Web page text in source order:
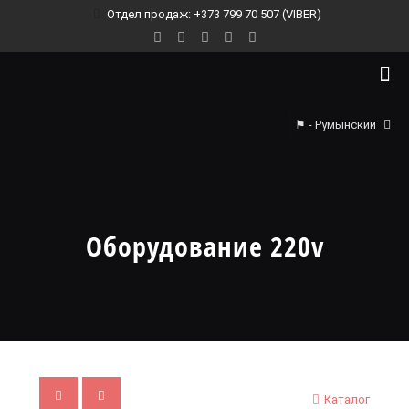
Отдел продаж: +373 799 70 507 (VIBER)
⚑ - Румынский
Оборудование 220v
Каталог